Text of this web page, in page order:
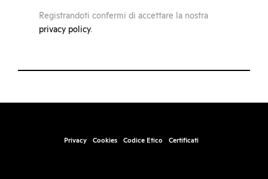
Registrandoti confermi di accettare la nostra
privacy policy.
Privacy Cookies Codice Etico Certificati